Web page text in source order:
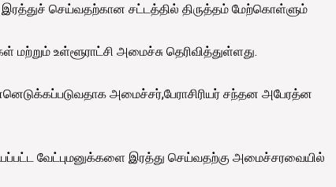
செய்வதற்கான சட்டத்தில் திருத்தம் மேற்கொள்ளும்
உள்ளூராட்சி அமைச்சு தெரிவித்துள்ளது.
அமைச்சர்,பேராசிரியர் சந்தன அபேரத்ன
வேட்புமனுக்களை இரத்து செய்வதற்கு அமைச்சரவையில்